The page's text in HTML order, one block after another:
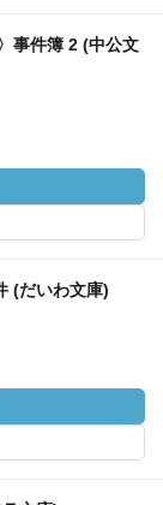
事件簿 2 (中公文
(だいわ文庫)